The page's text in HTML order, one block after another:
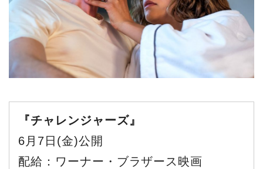
『チャレンジャーズ』
6月7日(金)公開
配給：ワーナー・ブラザース映画